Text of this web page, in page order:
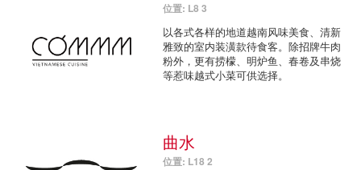
位置: L8 3
以各式各样的地道越南风味美食、清新
雅致的室内装潢款待食客。除招牌牛肉
粉外，更有捞檬、明炉鱼、春卷及串烧
等惹味越式小菜可供选择。
曲水
位置: L18 2